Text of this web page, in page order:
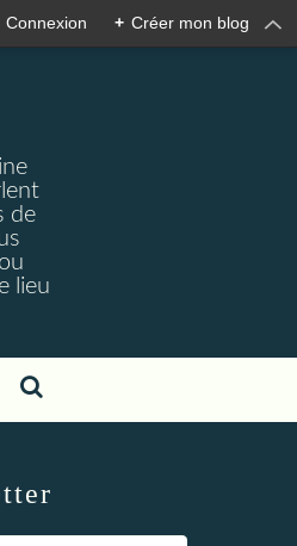
Connexion + Créer mon blog
de
lieu